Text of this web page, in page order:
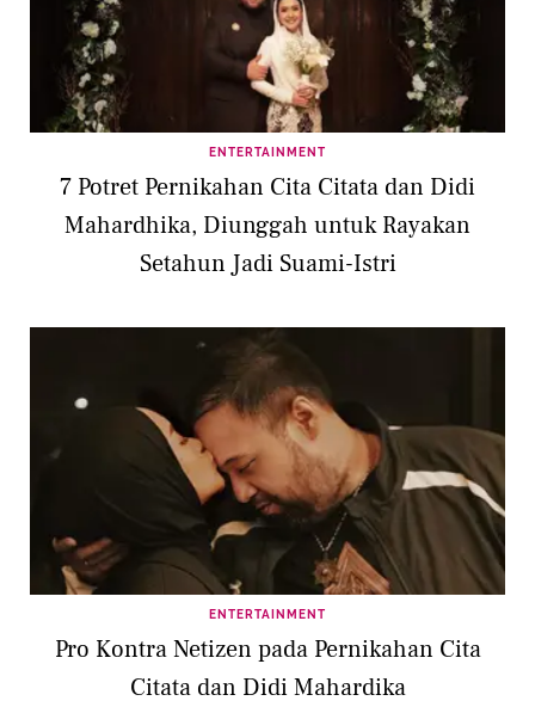
ENTERTAINMENT
7 Potret Pernikahan Cita Citata dan Didi
Mahardhika, Diunggah untuk Rayakan
Setahun Jadi Suami-Istri
ENTERTAINMENT
Pro Kontra Netizen pada Pernikahan Cita
Citata dan Didi Mahardika